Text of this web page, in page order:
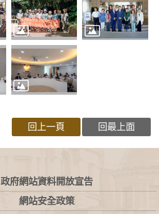
回上一頁 回最上面
政府網站資料開放宣告
網站安全政策